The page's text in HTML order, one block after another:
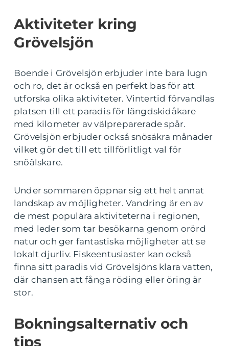
Aktiviteter kring
Grövelsjön
Boende i Grövelsjön erbjuder inte bara lugn
och ro, det är också en perfekt bas för att
utforska olika aktiviteter. Vintertid förvandlas
platsen till ett paradis för längdskidåkare
med kilometer av välpreparerade spår.
Grövelsjön erbjuder också snösäkra månader
vilket gör det till ett tillförlitligt val för
snöälskare.
Under sommaren öppnar sig ett helt annat
landskap av möjligheter. Vandring är en av
de mest populära aktiviteterna i regionen,
med leder som tar besökarna genom orörd
natur och ger fantastiska möjligheter att se
lokalt djurliv. Fiskeentusiaster kan också
finna sitt paradis vid Grövelsjöns klara vatten,
där chansen att fånga röding eller öring är
stor.
Bokningsalternativ och
tips